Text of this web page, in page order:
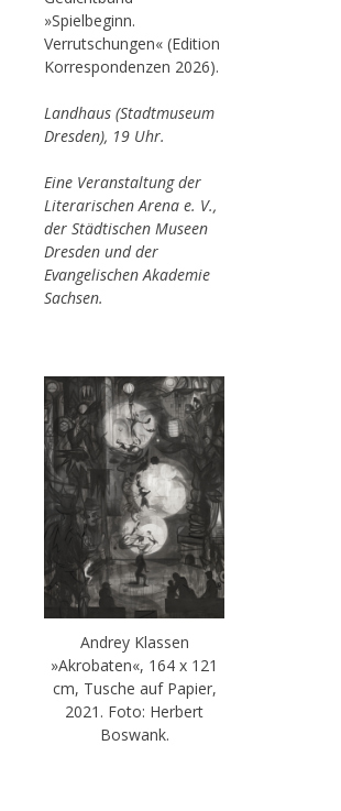
»Spielbeginn.
Verrutschungen« (Edition
Korrespondenzen 2026).
Landhaus (Stadtmuseum
Dresden), 19 Uhr.
Eine Veranstaltung der
Literarischen Arena e. V.,
der Städtischen Museen
Dresden und der
Evangelischen Akademie
Sachsen.
Andrey Klassen
»Akrobaten«, 164 x 121
cm, Tusche auf Papier,
2021. Foto: Herbert
Boswank.